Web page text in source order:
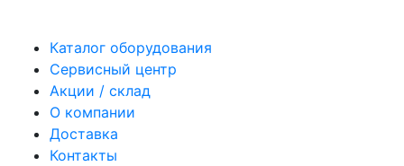
Каталог оборудования
Сервисный центр
Акции / склад
О компании
Доставка
Контакты